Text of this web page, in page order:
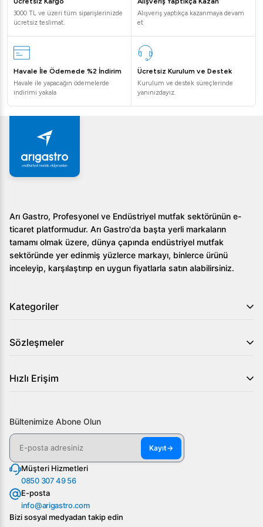
Sıkça Sorulan Sorular
Öztiryakiler yer ocağı hangi gaz tipleri ile
uyumludur?
Bu ürün, hem LPG hem de doğal gaz ile uyumlu
çalışabilmektedir.
Ürünün temizliğini nasıl yapabilirim?
Paslanmaz çelik gövdesi sayesinde kolayca temizlenebilir.
Sadece yumuşak bir bez ve uygun temizleyici ile silmeniz
yeterlidir.
Ürün, açık alanda kullanılabilir; ancak üzerinde belirtilen
güvenlik önlemlerine uyarak kullanmanız gerekmektedir.
Öztiryakiler Yer Ocağı Gazlı Tek Yanışlı 40x40 cm, mutfak
ihtiyaçlarınızı karşılamak için ideal bir ekipmandır. Hemen
verebilirsiniz!
3000 TL ve üzeri tüm siparişlerinizde
ücretsiz teslimat.
Alışveriş yaptıkça kazanmaya devam
et
Havale İle Ödemede %2 İndirim
Havale ile yapacağın ödemelerde
indirimi yakala
Ücretsiz Kurulum ve Destek
Kurulum ve destek süreçlerinde
yanınızdayız.
Arı Gastro, Profesyonel ve Endüstriyel mutfak sektörünün e-
ticaret platformudur. Arı Gastro'da başta yerli markaların
tamamı olmak üzere, dünya çapında endüstriyel mutfak
sektöründe yer edinmiş yüzlerce markayı, binlerce ürünü
inceleyip, karşılaştırıp en uygun fiyatlarla satın alabilirsiniz.
Kategoriler
Sözleşmeler
Hızlı Erişim
Bültenimize Abone Olun
Kayıt→
Müşteri Hizmetleri
0850 307 49 56
E-posta
info@arigastro.com
Bizi sosyal medyadan takip edin